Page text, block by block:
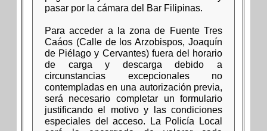
pasar por la cámara del Bar Filipinas.
Para acceder a la zona de Fuente Tres
Caáos (Calle de los Arzobispos, Joaquín
de Piélago y Cervantes) fuera del horario
de carga y descarga debido a
circunstancias excepcionales no
contempladas en una autorización previa,
será necesario completar un formulario
justificando el motivo y las condiciones
especiales del acceso. La Policía Local